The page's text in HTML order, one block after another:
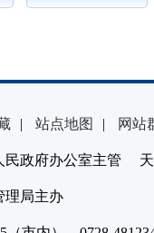
| 站点地图 | 网站
政府办公室主管 天
理局主办